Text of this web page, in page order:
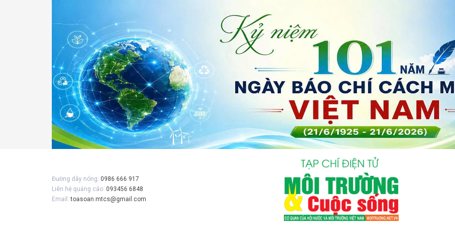
Đường dây nóng: 0986 666 917
Liên hệ quảng cáo: 093456 6848
Email:toasoan.mtcs@gmail.com
Gửi bình luận